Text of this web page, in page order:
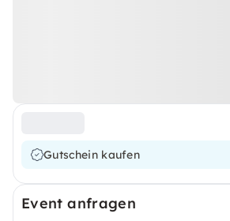
Gutschein kaufen
Event anfragen